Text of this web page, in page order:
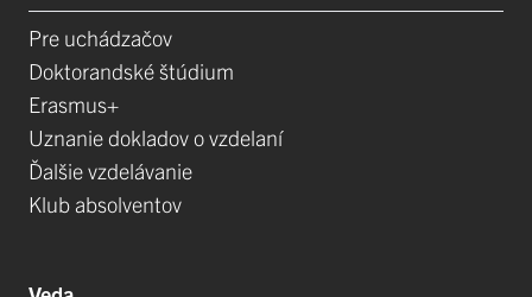
Pre uchádzačov
Doktorandské štúdium
Erasmus+
Uznanie dokladov o vzdelaní
Ďalšie vzdelávanie
Klub absolventov